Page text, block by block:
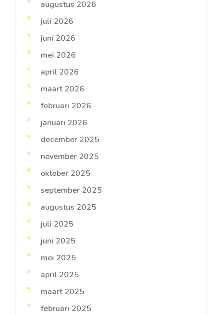
augustus 2026
juli 2026
juni 2026
mei 2026
april 2026
maart 2026
februari 2026
januari 2026
december 2025
november 2025
oktober 2025
september 2025
augustus 2025
juli 2025
juni 2025
mei 2025
april 2025
maart 2025
februari 2025